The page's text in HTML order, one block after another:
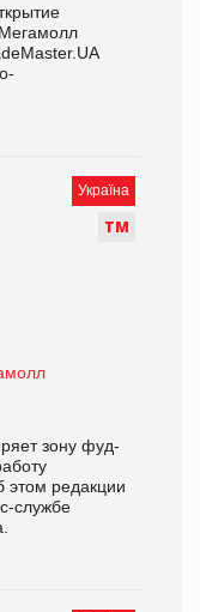
Україна
ТМ
зону фуд-
этом редакции
службе